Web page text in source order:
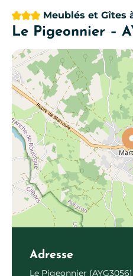
3 étoilesMeublés et Gîtes
Le Pigeonnier –
Adresse
Le Pigeonnier (AYG3056)